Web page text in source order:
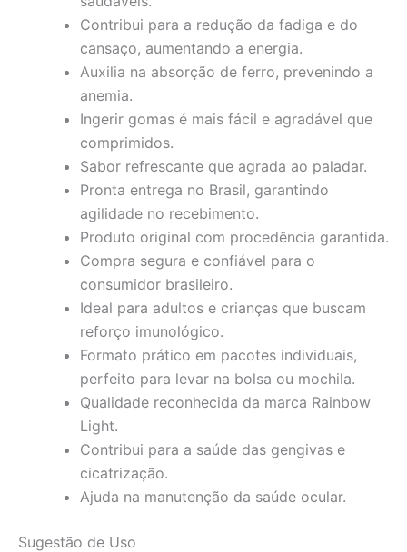
Contribui para a redução da fadiga e do
cansaço, aumentando a energia.
Auxilia na absorção de ferro, prevenindo a
anemia.
Ingerir gomas é mais fácil e agradável que
comprimidos.
Sabor refrescante que agrada ao paladar.
Pronta entrega no Brasil, garantindo
agilidade no recebimento.
Produto original com procedência garantida.
Compra segura e confiável para o
consumidor brasileiro.
Ideal para adultos e crianças que buscam
reforço imunológico.
Formato prático em pacotes individuais,
perfeito para levar na bolsa ou mochila.
Qualidade reconhecida da marca Rainbow
Light.
Contribui para a saúde das gengivas e
cicatrização.
Ajuda na manutenção da saúde ocular.
Sugestão de Uso